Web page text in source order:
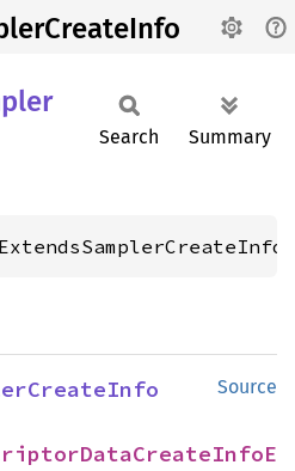
Search Summary
Source